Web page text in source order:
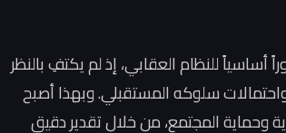
للنظام العقابي، إذ لم يكتفِ بالنظر
سلوكه المستقبلي. وبهذا أصبح
وحماية المجتمع، من خلال تقدير دقيق